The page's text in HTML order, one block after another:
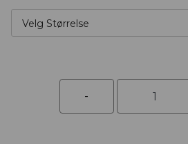
Velg Størrelse